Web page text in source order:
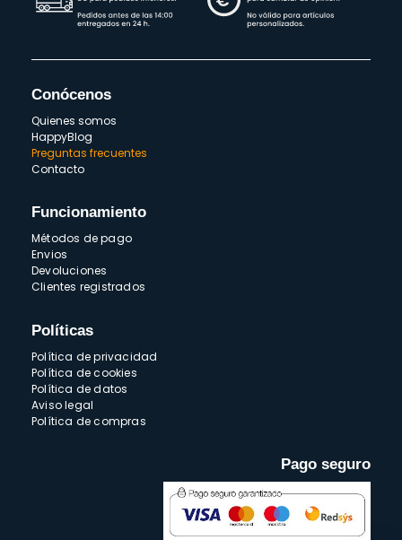
Conócenos
Quienes somos
HappyBlog
Preguntas frecuentes
Contacto
Funcionamiento
Métodos de pago
Envios
Devoluciones
Clientes registrados
Políticas
Política de privacidad
Política de cookies
Política de datos
Aviso legal
Política de compras
Pago seguro